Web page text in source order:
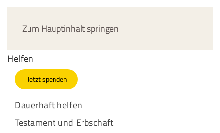
Zum Hauptinhalt springen
Helfen
Jetzt spenden
Dauerhaft helfen
Testament und Erbschaft